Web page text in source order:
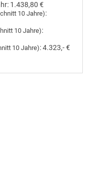
1.438,80 €
10 Jahre):
10 Jahre):
10 Jahre):4.323,- €